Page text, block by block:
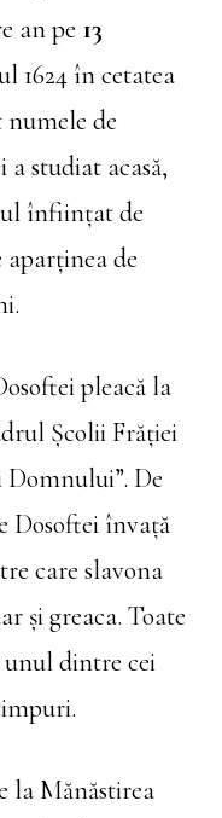
an pe 13
1624 în cetatea
numele de
studiat acasă,
înfiinţat de
de
pleacă la
Şcolii Frăţiei
De
Dosoftei învaţă
care slavona
şi greaca. Toate
unul dintre cei
la Mănăstirea